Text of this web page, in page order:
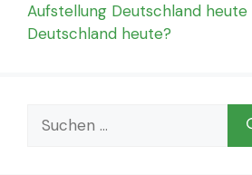
Aufstellung Deutschland
Deutschland heute?
Suchen
nach: